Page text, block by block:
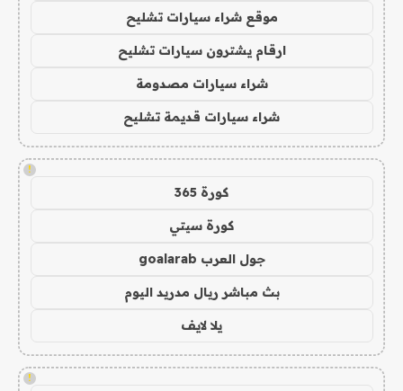
موقع شراء سيارات تشليح
ارقام يشترون سيارات تشليح
شراء سيارات مصدومة
شراء سيارات قديمة تشليح
!
كورة 365
كورة سيتي
جول العرب goalarab
بث مباشر ريال مدريد اليوم
يلا لايف
!